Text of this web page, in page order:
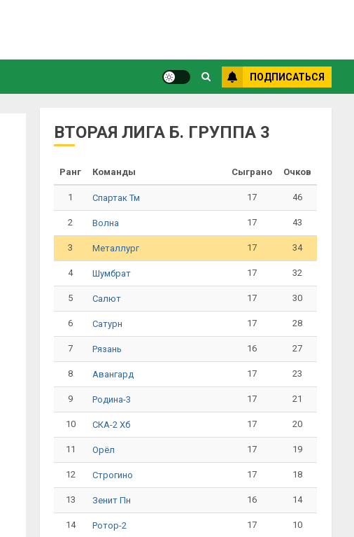
ПОДПИСАТЬСЯ
ВТОРАЯ ЛИГА Б. ГРУППА 3
Ранг Команды Сыграно Очков
1 Спартак Тм 17 46
2 Волна 17 43
3 Металлург 17 34
4 Шумбрат 17 32
5 Салют 17 30
6 Сатурн 17 28
7 Рязань 16 27
8 Авангард 17 23
9 Родина-3 17 21
10 СКА-2 Хб 17 20
11 Орёл 17 19
12 Строгино 17 18
13 Зенит Пн 16 14
14 Ротор-2 17 10